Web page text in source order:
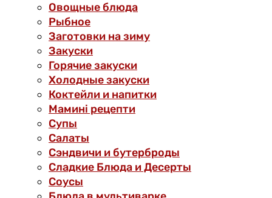
Овощные блюда
Рыбное
Заготовки на зиму
Закуски
Горячие закуски
Холодные закуски
Коктейли и напитки
Мамині рецепти
Супы
Салаты
Сэндвичи и бутерброды
Сладкие Блюда и Десерты
Соусы